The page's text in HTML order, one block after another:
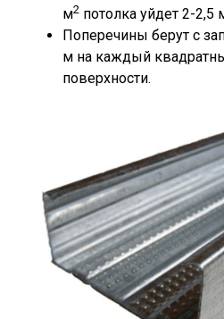
м2 потолка уйдет 2-2,5
Поперечины берут с
м на каждый
поверхности.